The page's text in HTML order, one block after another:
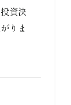
資決
りま